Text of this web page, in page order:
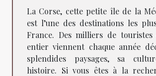
La Corse, cette petite île de la
est l’une des destinations les
France. Des milliers de
entier viennent chaque année
splendides paysages, sa
histoire. Si vous êtes à la